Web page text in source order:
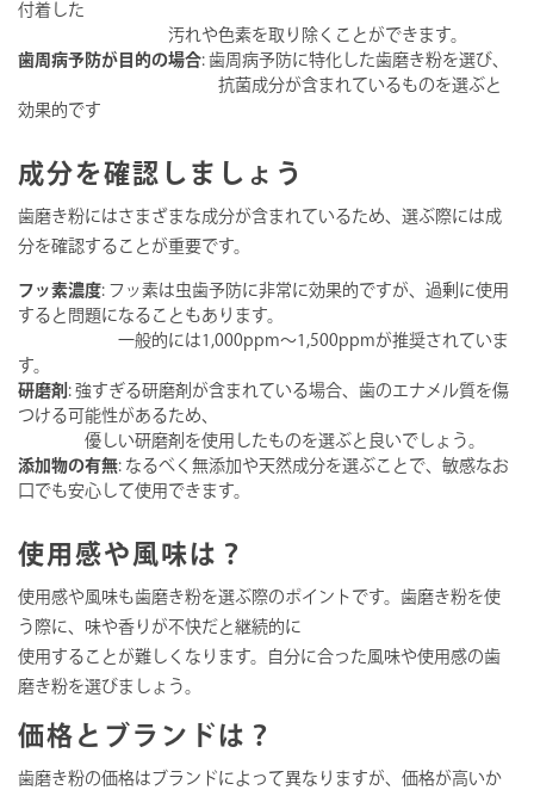
付着した
汚れや色素を取り除くことができます。
歯周病予防が目的の場合: 歯周病予防に特化した歯磨き粉を選び、
抗菌成分が含まれているものを選ぶと
効果的です
成分を確認しましょう
歯磨き粉にはさまざまな成分が含まれているため、選ぶ際には成
分を確認することが重要です。
フッ素濃度: フッ素は虫歯予防に非常に効果的ですが、過剰に使用
すると問題になることもあります。
一般的には1,000ppm〜1,500ppmが推奨されていま
す。
研磨剤 : 強すぎる研磨剤が含まれている場合、歯のエナメル質を傷
つける可能性があるため、
優しい研磨剤を使用したものを選ぶと良いでしょう。
添加物の有無: なるべく無添加や天然成分を選ぶことで、敏感なお
口でも安心して使用できます。
使用感や風味は？
使用感や風味も歯磨き粉を選ぶ際のポイントです。歯磨き粉を使
う際に、味や香りが不快だと継続的に
使用することが難しくなります。自分に合った風味や使用感の歯
磨き粉を選びましょう。
価格とブランドは？
歯磨き粉の価格はブランドによって異なりますが、価格が高いか